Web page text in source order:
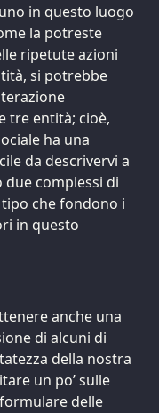
in questo luogo
la potreste
ripetute azioni
si potrebbe
tre entità; cioè,
ha una
da descrivervi a
complessi di
che fondono i
in questo
anche una
di alcuni di
della nostra
un po’ sulle
delle